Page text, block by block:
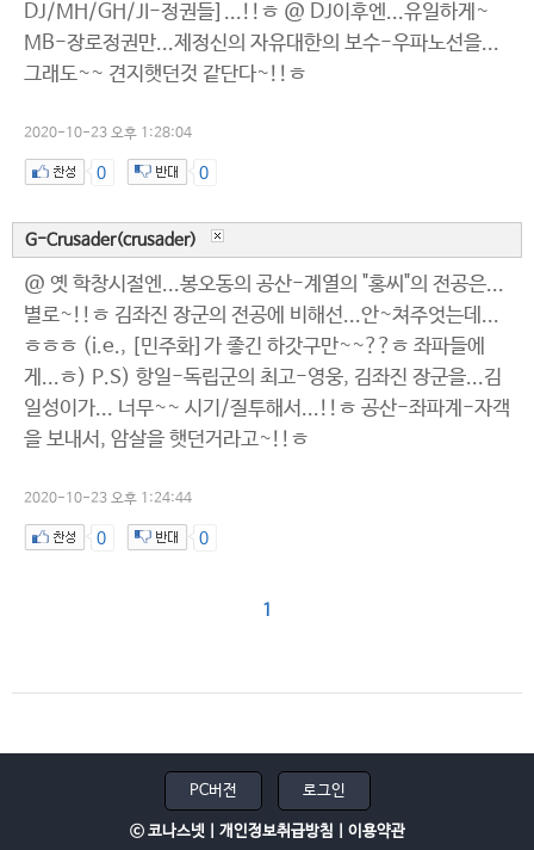
DJ/MH/GH/JI-정권들]...!!ㅎ @ DJ이후엔...유일하게~
MB-장로정권만...제정신의 자유대한의 보수-우파노선을...
그래도~~ 견지햇던것 같단다~!!ㅎ
2020-10-23 오후 1:28:04
0 0
G-Crusader(crusader)
@ 옛 학창시절엔...봉오동의 공산-계열의 "홍씨"의 전공은...
별로~!!ㅎ 김좌진 장군의 전공에 비해선...안~쳐주엇는데...
ㅎㅎㅎ (i.e., [민주화]가 좋긴 하갓구만~~??ㅎ 좌파들에
게...ㅎ) P.S) 항일-독립군의 최고-영웅, 김좌진 장군을...김
일성이가... 너무~~ 시기/질투해서...!!ㅎ 공산-좌파계-자객
을 보내서, 암살을 햇던거라고~!!ㅎ
2020-10-23 오후 1:24:44
0 0
1
PC버전 로그인
ⓒ 코나스넷 | 개인정보취급방침 이용약관